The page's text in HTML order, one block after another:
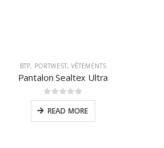
BTP, PORTWEST, VÊTEMENTS
Pantalon Sealtex Ultra
0sur 5
READ MORE